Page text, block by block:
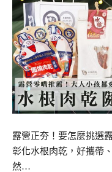
露營正夯！要怎麼挑選
彰化水根肉乾，好攜帶
然…